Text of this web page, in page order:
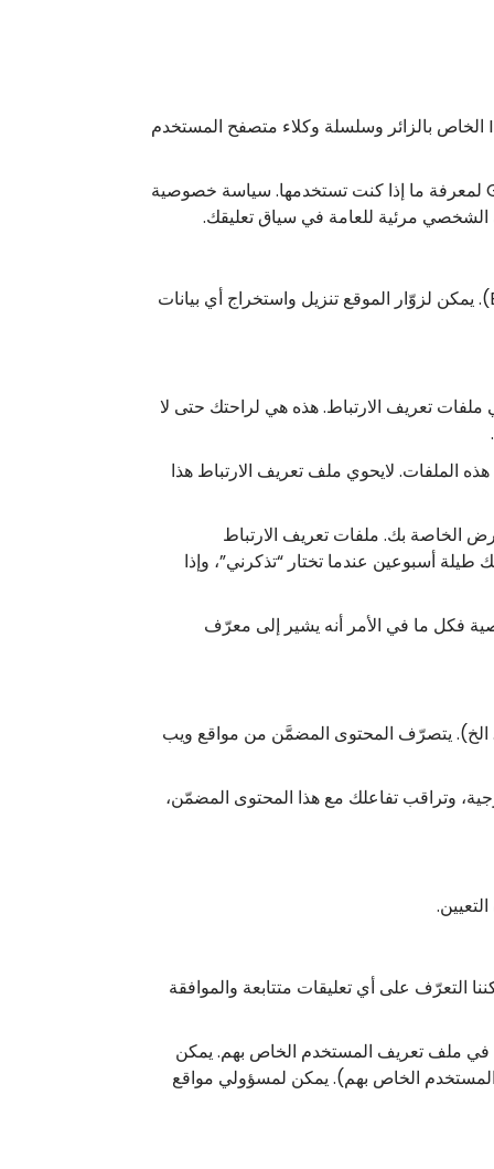
عندما يترك الزائرون تعليقاتهم على الموقع، نجمع البيانات الموضحة في نموذج التعليقات، وكذلك عنوان IP الخاص بالزائر وسلسلة وكلاء متصفح المستخدم
قد يتم توفير سلسلة مجهولة المصدر تم إنشاؤها من عنوان بريدك الإلكتروني (وتسمى أيضًا hash) إلى خدمة Gravatar لمعرفة ما إذا كنت تستخدمها. سياسة خصوصية
إذا قمت بتحميل الصور إلى موقع الويب، ينبغك تجنب تحميل الصور مع بيانات الموقع المضمنة (EXIF GPS). يمكن لزوّار الموقع تنزيل واستخراج أي بيانات
تعريف الارتباط. هذه هي لراحتك حتى لا
الملفات. لايحوي ملف تعريف الارتباط هذا
الخاصة بك. ملفات تعريف الارتباط
أسبوعين عندما تختار “تذكرني”، وإذا
فكل ما في الأمر أنه يشير إلى معرّف
.. الخ). يتصرّف المحتوى المضمَّن من مواقع ويب
وتراقب تفاعلك مع هذا المحتوى المضمّن،
التعرّف على أي تعليقات متتابعة والموافقة
في ملف تعريف المستخدم الخاص بهم. يمكن
المستخدم الخاص بهم). يمكن لمسؤولي مواقع